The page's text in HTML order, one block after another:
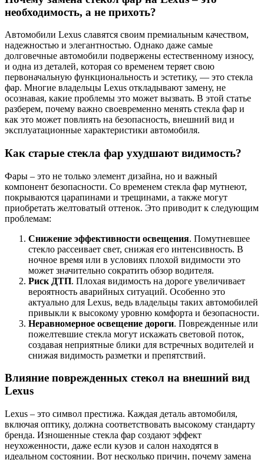
необходимость, а не прихоть?
Автомобили Lexus славятся своим премиальным качеством,
надежностью и элегантностью. Однако даже самые
долговечные автомобили подвержены естественному износу,
и одна из деталей, которая со временем теряет свою
первоначальную функциональность и эстетику, — это стекла
фар. Многие владельцы Lexus откладывают замену, не
осознавая, какие проблемы это может вызвать. В этой статье
разберем, почему важно своевременно менять стекла фар и
как это может повлиять на безопасность, внешний вид и
эксплуатационные характеристики автомобиля.
Как старые стекла фар ухудшают видимость?
Фары – это не только элемент дизайна, но и важный
компонент безопасности. Со временем стекла фар мутнеют,
покрываются царапинами и трещинами, а также могут
приобретать желтоватый оттенок. Это приводит к следующим
проблемам:
Снижение эффективности освещения. Помутневшее
стекло рассеивает свет, снижая его интенсивность. В
ночное время или в условиях плохой видимости это
может значительно сократить обзор водителя.
Риск ДТП. Плохая видимость на дороге увеличивает
вероятность аварийных ситуаций. Особенно это
актуально для Lexus, ведь владельцы таких автомобилей
привыкли к высокому уровню комфорта и безопасности.
Неравномерное освещение дороги. Поврежденные или
пожелтевшие стекла могут искажать световой поток,
создавая неприятные блики для встречных водителей и
снижая видимость разметки и препятствий.
Влияние поврежденных стекол на внешний вид
Lexus
Lexus – это символ престижа. Каждая деталь автомобиля,
включая оптику, должна соответствовать высокому стандарту
бренда. Изношенные стекла фар создают эффект
неухоженности, даже если кузов и салон находятся в
идеальном состоянии. Вот несколько причин, почему замена